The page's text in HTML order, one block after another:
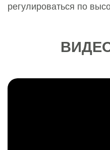
регулироваться по